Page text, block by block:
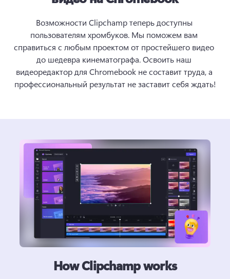
Возможности Clipchamp теперь доступны
пользователям хромбуков. Мы поможем вам
справиться с любым проектом от простейшего видео
до шедевра кинематографа. Освоить наш
видеоредактор для Chromebook не составит труда, а
профессиональный результат не заставит себя ждать!
How Clipchamp works